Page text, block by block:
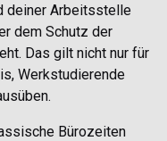
deiner Arbeitsstelle
dem Schutz der
Das gilt nicht nur für
Werkstudierende
Bürozeiten